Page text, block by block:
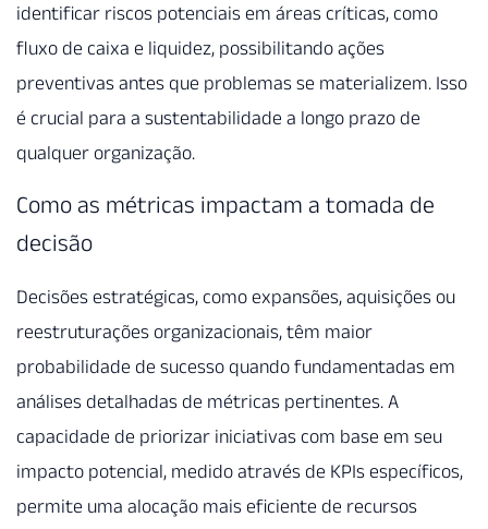
identificar riscos potenciais em áreas críticas, como
fluxo de caixa e liquidez, possibilitando ações
preventivas antes que problemas se materializem. Isso
é crucial para a sustentabilidade a longo prazo de
qualquer organização.
Como as métricas impactam a tomada de
decisão
Decisões estratégicas, como expansões, aquisições ou
reestruturações organizacionais, têm maior
probabilidade de sucesso quando fundamentadas em
análises detalhadas de métricas pertinentes. A
capacidade de priorizar iniciativas com base em seu
impacto potencial, medido através de KPIs específicos,
permite uma alocação mais eficiente de recursos